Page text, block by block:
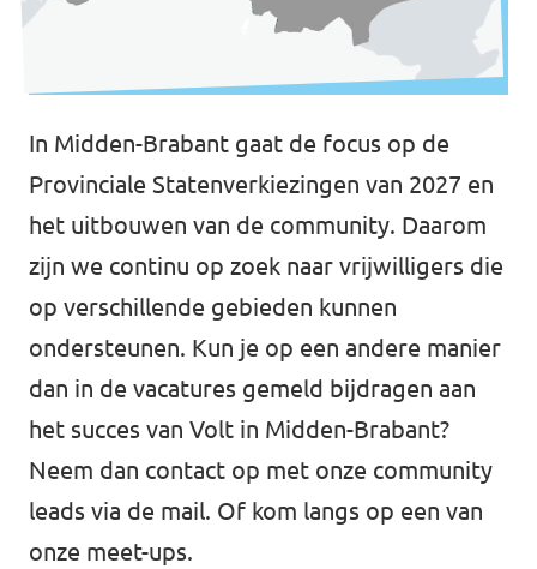
In Midden-Brabant gaat de focus op de
Provinciale Statenverkiezingen van 2027 en
het uitbouwen van de community. Daarom
zijn we continu op zoek naar vrijwilligers die
op verschillende gebieden kunnen
ondersteunen. Kun je op een andere manier
dan in de vacatures gemeld bijdragen aan
het succes van Volt in Midden-Brabant?
Neem dan contact op met onze community
leads via de mail. Of kom langs op een van
onze meet-ups.